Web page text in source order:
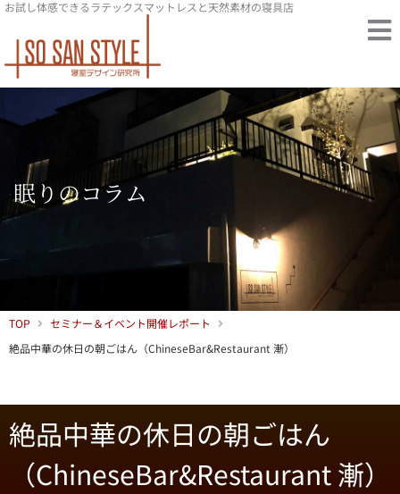
内
を
ス
お試し体感できるラテックスマットレスと天然素材の寝具店
眠りのコラム
TOP
セミナー＆イベント開催レポート
絶品中華の休日の朝ごはん（ChineseBar&Restaurant 漸）
絶品中華の休日の朝ごはん
（ChineseBar&Restaurant 漸）